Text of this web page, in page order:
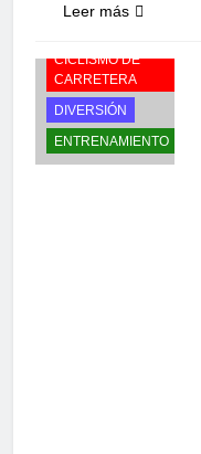
Leer más
CICLISMO DE
CARRETERA
DIVERSIÓN
ENTRENAMIENTO